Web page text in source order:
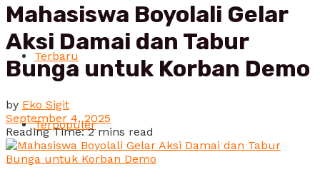
Terbaru
Terpopuler
Mahasiswa Boyolali Gelar
Aksi Damai dan Tabur
Bunga untuk Korban Demo
by Eko Sigit
September 4, 2025
Reading Time: 2 mins read